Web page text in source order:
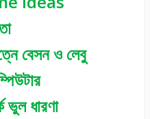
বেসন ও লেবু
ভুল ধারণা